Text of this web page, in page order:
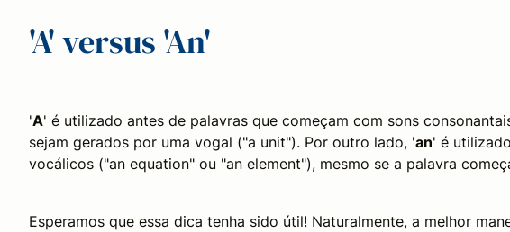
'A' versus 'An'
'A' é utilizado antes de palavras que começam com sons
sejam gerados por uma vogal ("a unit"). Por outro lado, 'an' é
vocálicos ("an equation" ou "an element"), mesmo se a palavra
Esperamos que essa dica tenha sido útil! Naturalmente, a melhor